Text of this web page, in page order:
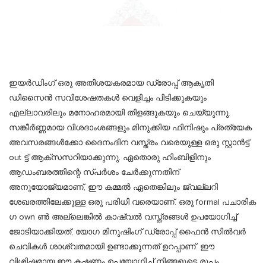
ഇയർഡിംഗ് ഒരു അതിശയകരമായ ഡ്രോപ്പ് ആകൃതി
ഡിസൈൻ സവിശേഷതകൾ വെളിച്ചം പിടിക്കുകയും
എല്ലാവരിലും മനോഹരമായി തിളങ്ങുകയും ചെയ്യുന്നു.
സങ്കീർണ്ണമായ വിശദാംശങ്ങളും മിനുക്കിയ ഫിനിഷും പ്രത്യേക
അവസരങ്ങൾക്കോ ​​ദൈനംദിന വസ്ത്രം വരെയുള്ള ഒരു സ്റ്റാൻട്ട്
out ട്ട് ആക്സസറിയാക്കുന്നു. ഏതൊരു ഹിംബിളിനും
ആഡംബരത്തിന്റെ സ്പർശം ചേർക്കുന്നതിന്
അനുയോജ്യമാണ്, ഈ കമ്മൽ ഏതെങ്കിലും ജ്വല്ലറി
ശേഖരത്തിലേക്കുള്ള ഒരു പരിധി വരെയാണ്. ഒരു formal പചാരിക
ഗ own ൺ അല്ലെങ്കിൽ കാഷ്വൽ വസ്ത്രങ്ങൾ ഉപയോഗിച്ച്
ജോടിയാക്കിയത്, യോഗ മിനുഷിംഗ് ഡ്രോപ്പ് ഫൈൻ സിൽവർ
ചെവികൾ ശാശ്വതമായി ഉണ്ടാക്കുന്നത് ഉറപ്പാണ്. ഈ